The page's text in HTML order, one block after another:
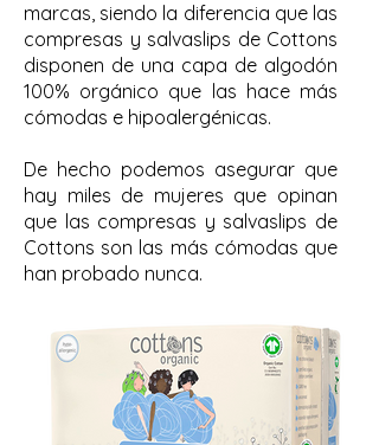
marcas, siendo la diferencia que las
compresas y salvaslips de Cottons
disponen de una capa de algodón
100% orgánico que las hace más
cómodas e hipoalergénicas.
De hecho podemos asegurar que
hay miles de mujeres que opinan
que las compresas y salvaslips de
Cottons son las más cómodas que
han probado nunca.